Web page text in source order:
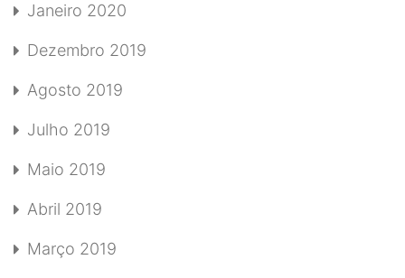
Janeiro 2020
Dezembro 2019
Agosto 2019
Julho 2019
Maio 2019
Abril 2019
Março 2019